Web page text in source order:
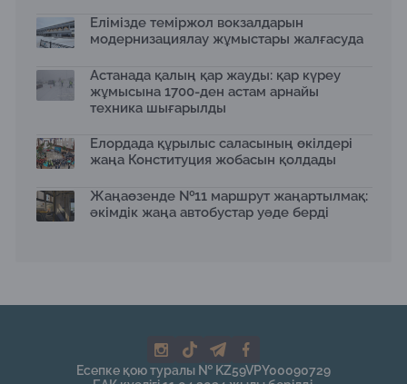
Қанат Бозымбаев Сеулде өткен роуд-шоуда Alatau
City жобасын таныстырды
«Жасыл аллея» жобасы: Home Credit Bank
экологиялық бастамасын кеңейтті
Алматы «Батыс» полиорталығын дамытуда: жаңа
нысандар және заманауи стандарттар
Алматы Бас жоспарын өзектендіруде
13.10.2025
Мәжіліс Құрылыс кодексін мақұлдады: Қала
Қазақстанның батысында заманауи көлік айрығы
салынуда
Елімізде теміржол вокзалдарын
модернизациялау жұмыстары жалғасуда
Астанада қалың қар жауды: қар күреу
жұмысына 1700-ден астам арнайы
техника шығарылды
Елордада құрылыс саласының өкілдері
жаңа Конституция жобасын қолдады
Жаңаөзенде №11 маршрут жаңартылмақ:
әкімдік жаңа автобустар уәде берді
Есепке қою туралы № KZ59VPY00090729